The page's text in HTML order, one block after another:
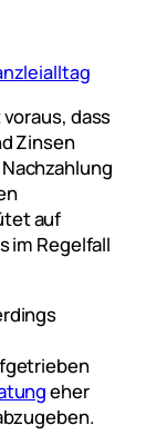
dass
Zinsen
auf
im Regelfall
eher